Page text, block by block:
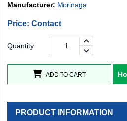
Manufacturer: Morinaga
Price: Contact
Quantity
ADD TO CART
PRODUCT INFORMATION